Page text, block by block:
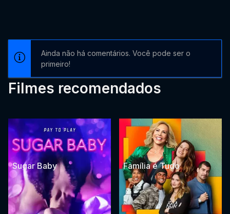
Ainda não há comentários. Você pode ser o
primeiro!
Filmes recomendados
Sugar Baby Família é Tudo